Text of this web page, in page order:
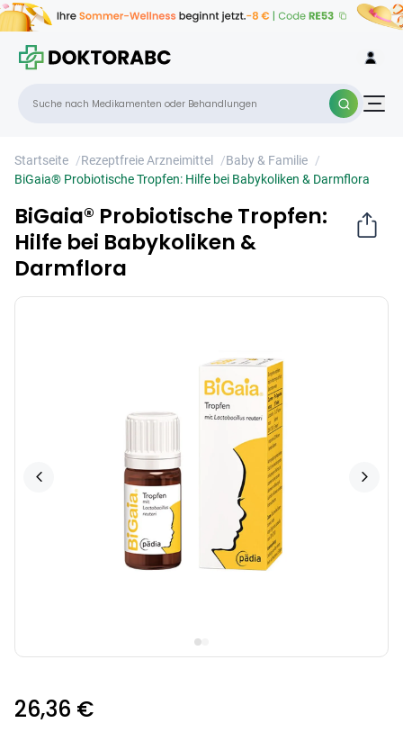
Startseite /Rezeptfreie Arzneimittel /Baby & Familie /
BiGaia® Probiotische Tropfen: Hilfe bei Babykoliken & Darmflora
BiGaia® Probiotische Tropfen:
Hilfe bei Babykoliken &
Darmflora
26,36 €
Babykoliken & Darmflora
×